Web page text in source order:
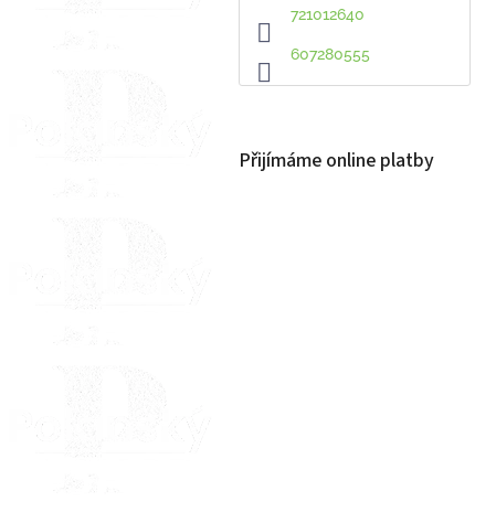
721012640
607280555
Přijímáme online platby